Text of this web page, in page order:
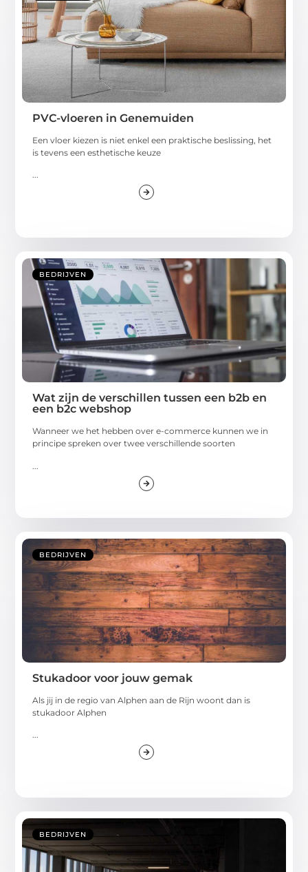
PVC-vloeren in Genemuiden
Een vloer kiezen is niet enkel een praktische beslissing, het
is tevens een esthetische keuze
...
BEDRIJVEN
Wat zijn de verschillen tussen een b2b en
een b2c webshop
Wanneer we het hebben over e-commerce kunnen we in
principe spreken over twee verschillende soorten
BEDRIJVEN
Stukadoor voor jouw gemak
Als jij in de regio van Alphen aan de Rijn woont dan is
stukadoor Alphen
...
BEDRIJVEN